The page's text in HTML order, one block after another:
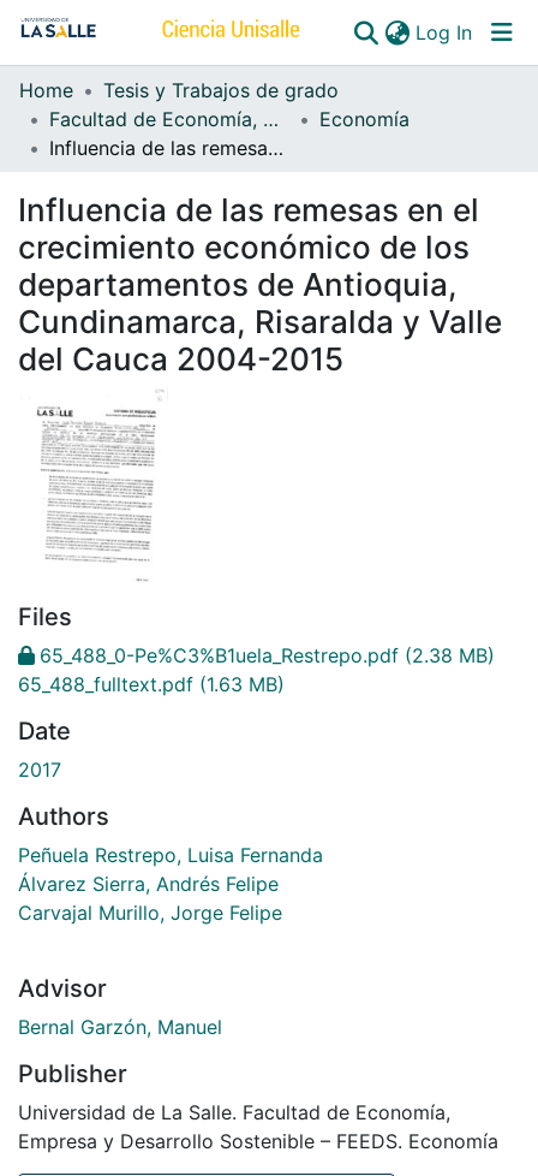
Log In
Communities & Collections
All of DSpace
Home
Tesis y Trabajos de grado
Facultad de Economía, Empresa y Desarrollo Sostenible - FEEDS
Economía
Influencia de las remesas en el crecimiento económico de los departamentos de Antioquia, Cundinamarca, Risaralda y Valle del Cauca 2004-2015
Influencia de las remesas en el
crecimiento económico de los
departamentos de Antioquia,
Cundinamarca, Risaralda y Valle
del Cauca 2004-2015
Files
65_488_0-Pe%C3%B1uela_Restrepo.pdf (2.38 MB)
65_488_fulltext.pdf (1.63 MB)
Date
2017
Authors
Peñuela Restrepo, Luisa Fernanda
Álvarez Sierra, Andrés Felipe
Carvajal Murillo, Jorge Felipe
Advisor
Bernal Garzón, Manuel
Publisher
Universidad de La Salle. Facultad de Economía,
Empresa y Desarrollo Sostenible – FEEDS. Economía